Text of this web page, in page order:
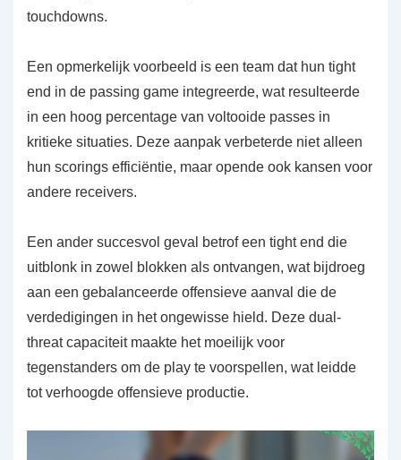
touchdowns.
Een opmerkelijk voorbeeld is een team dat hun tight
end in de passing game integreerde, wat resulteerde
in een hoog percentage van voltooide passes in
kritieke situaties. Deze aanpak verbeterde niet alleen
hun scorings efficiëntie, maar opende ook kansen voor
andere receivers.
Een ander succesvol geval betrof een tight end die
uitblonk in zowel blokken als ontvangen, wat bijdroeg
aan een gebalanceerde offensieve aanval die de
verdedigingen in het ongewisse hield. Deze dual-
threat capaciteit maakte het moeilijk voor
tegenstanders om de play te voorspellen, wat leidde
tot verhoogde offensieve productie.